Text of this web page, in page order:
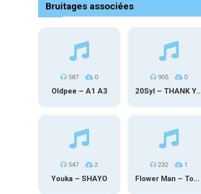
Bruitages associées
587 0
Oldpee – A1 A3
905 0
20Syl –
547 2
Youka – SHAYO
232 1
Flower Man – Toby Fox